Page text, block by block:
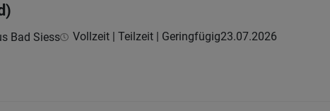
Bad Siess Vollzeit | Teilzeit | Geringfügig23.07.2026